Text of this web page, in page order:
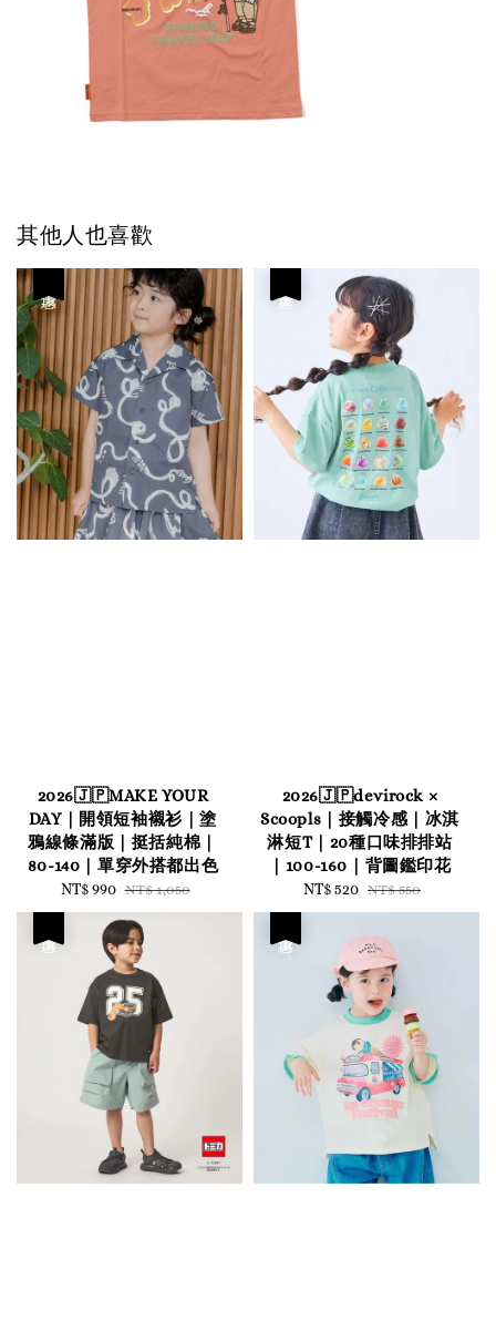
其他人也喜歡
2026🇯🇵MAKE YOUR
DAY｜開領短袖襯衫｜塗
鴉線條滿版｜挺括純棉｜
80-140｜單穿外搭都出色
Sale
price
NT$ 990 Regular
price
NT$ 1,050
2026🇯🇵devirock ×
Scoopls｜接觸冷感｜冰淇
淋短T｜20種口味排排站
｜100-160｜背圖鑑印花
Sale
price
NT$ 520 Regular
price
NT$ 550